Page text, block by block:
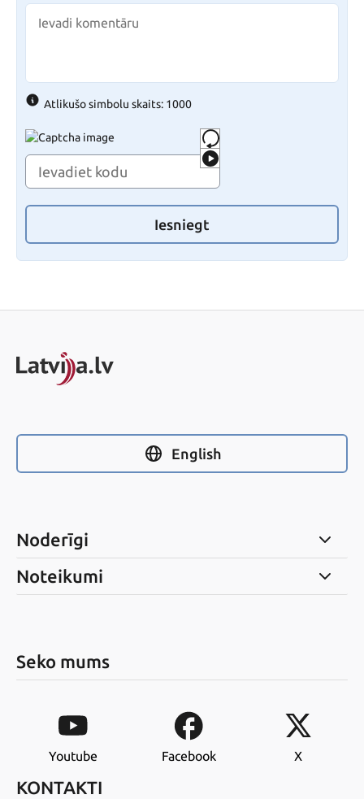
Atlikušo simbolu skaits: 1000
Iesniegt
English
Noderīgi
Noteikumi
Seko mums
Youtube Facebook X
KONTAKTI